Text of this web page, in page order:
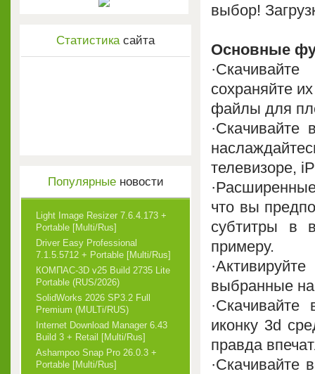
выбор!
Основные
сохраняйте
файлы для
телевизоре,
что вы
субтитры в
примеру.
выбранные
иконку 3d
правда
·Скачивайте
Статистикасайта
Популярныеновости
Light Image Resizer 7.6.4.173 +
Portable [Multi/Rus]
Driver Easy Professional
7.1.5.5712 + Portable [Multi/Rus]
КОМПАС-3D v25 Build 2735 Lite
Portable (RUS/2026)
SolidWorks 2026 SP3.2 Full
Premium (MULTi/RUS)
Internet Download Manager 6.43
Build 3 + Retail [Multi/Rus]
Ashampoo Snap Pro 26.0.3 +
Portable [Multi/Rus]